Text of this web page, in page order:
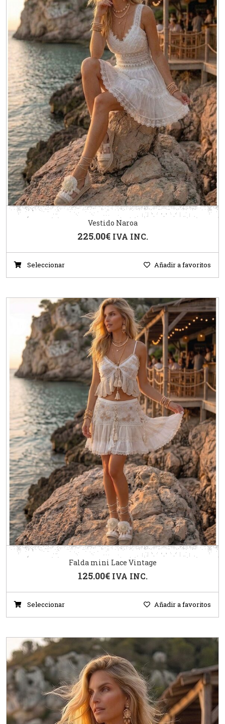
Vestido Naroa
225.00€ IVA INC.
Seleccionar Añadir a favoritos
Falda mini Lace Vintage
125.00€ IVA INC.
Seleccionar Añadir a favoritos